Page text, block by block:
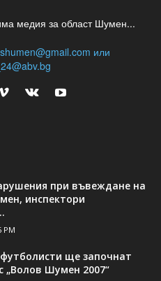
медия за област Шумен...
или
при въвеждане на
инспектори
PM
ще започнат
„Волов Шумен 2007“